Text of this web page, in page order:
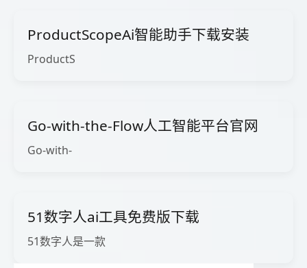
ProductScopeAi智能助手下载安装
ProductS
Go-with-the-Flow人工智能平台官网
Go-with-
51数字人ai工具免费版下载
51数字人是一款